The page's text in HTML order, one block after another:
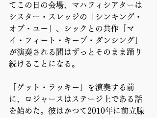
てこの日の会場、マハフィシアターは
シスター・スレッジの「シンキング・
オブ・ユー」、シックとの共作「マ
イ・フィート・キープ・ダンシング」
が演奏される間はずっとそのまま踊り
続けることになる。
「ゲット・ラッキー」を演奏する前
に、ロジャースはステージ上である話
を始めた。彼はかつて2010年に前立腺